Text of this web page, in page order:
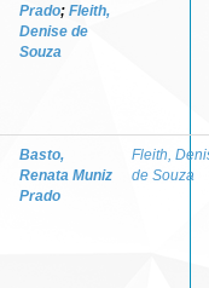
Prado; Fleith,
Denise de
Souza
Basto,
Renata Muniz
Prado
Fleith,
de Souza